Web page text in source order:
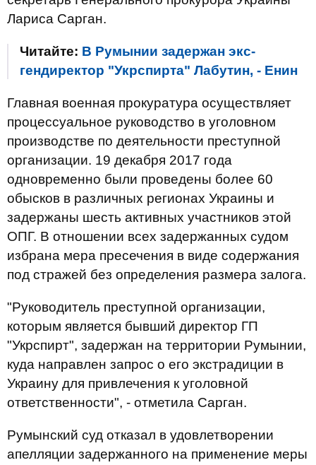
Лариса Сарган.
Читайте: В Румынии задержан экс-
гендиректор "Укрспирта" Лабутин, - Енин
Главная военная прокуратура осуществляет
процессуальное руководство в уголовном
производстве по деятельности преступной
организации. 19 декабря 2017 года
одновременно были проведены более 60
обысков в различных регионах Украины и
задержаны шесть активных участников этой
ОПГ. В отношении всех задержанных судом
избрана мера пресечения в виде содержания
под стражей без определения размера залога.
"Руководитель преступной организации,
которым является бывший директор ГП
"Укрспирт", задержан на территории Румынии,
куда направлен запрос о его экстрадиции в
Украину для привлечения к уголовной
ответственности", - отметила Сарган.
Румынский суд отказал в удовлетворении
апелляции задержанного на применение меры